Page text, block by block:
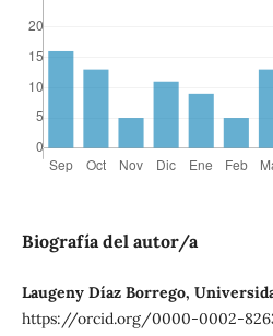
Biografía del autor/a
Laugeny Díaz Borrego,
https://orcid.org/0000-0002-